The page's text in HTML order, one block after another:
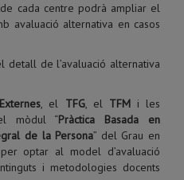
de cada centre podrà ampliar el
avaluació alternativa en casos
de l’avaluació alternativa
, el TFG, el TFMi les
mòdul “Pràctica Basada en
de la Persona” del Grau en
optar al model d’avaluació
i metodologies docents